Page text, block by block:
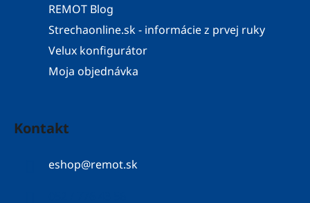
REMOT Blog
Strechaonline.sk - informácie z prvej ruky
Velux konfigurátor
Moja objednávka
Kontakt
eshop@remot.sk